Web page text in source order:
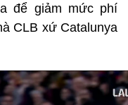
để giảm mức phí
CLB xứ Catalunya